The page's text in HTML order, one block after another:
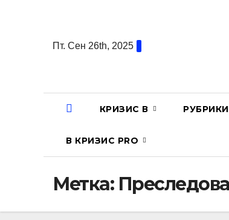
содержаниюПт. Сен 26th, 2025
КРИЗИС В РУБРИКИ
В КРИЗИС PRO
Метка: